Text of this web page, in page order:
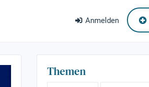
Anmelden
Themen